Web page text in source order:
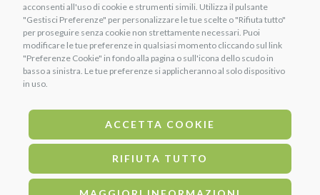
acconsenti all'uso di cookie e strumenti simili. Utilizza il pulsante
"Gestisci Preferenze" per personalizzare le tue scelte o "Rifiuta tutto"
per proseguire senza cookie non strettamente necessari. Puoi
modificare le tue preferenze in qualsiasi momento cliccando sul link
"Preferenze Cookie" in fondo alla pagina o sull'icona dello scudo in
basso a sinistra. Le tue preferenze si applicheranno al solo dispositivo
in uso.
ACCETTA COOKIE
RIFIUTA TUTTO
METODI DI PAGAMENTO
Bonifico Bancario
PayPal
SEGUICI SU
Questo progetto è stato supportato e finanziato da